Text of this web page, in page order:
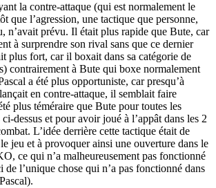
la contre-attaque (qui est normalement le
que l’agression, une tactique que personne,
n’avait prévu. Il était plus rapide que Bute, car
à surprendre son rival sans que ce dernier
plus fort, car il boxait dans sa catégorie de
contrairement à Bute qui boxe normalement
a été plus opportuniste, car presqu’à
en contre-attaque, il semblait faire
plus téméraire que Bute pour toutes les
dessus et pour avoir joué à l’appât dans les 2
L’idée derrière cette tactique était de
jeu et à provoquer ainsi une ouverture dans le
ce qui n’a malheureusement pas fonctionné
de l’unique chose qui n’a pas fonctionné dans